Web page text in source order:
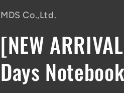
MDS Co.,Ltd.
[NEW
Days